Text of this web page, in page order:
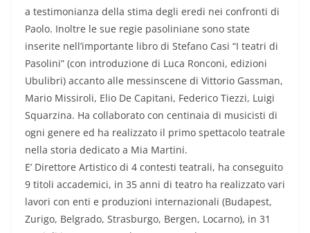
a testimonianza della stima degli eredi nei confronti di
Paolo. Inoltre le sue regie pasoliniane sono state
inserite nell’importante libro di Stefano Casi “I teatri di
Pasolini” (con introduzione di Luca Ronconi, edizioni
Ubulibri) accanto alle messinscene di Vittorio Gassman,
Mario Missiroli, Elio De Capitani, Federico Tiezzi, Luigi
Squarzina. Ha collaborato con centinaia di musicisti di
ogni genere ed ha realizzato il primo spettacolo teatrale
nella storia dedicato a Mia Martini.
E’ Direttore Artistico di 4 contesti teatrali, ha conseguito
9 titoli accademici, in 35 anni di teatro ha realizzato vari
lavori con enti e produzioni internazionali (Budapest,
Zurigo, Belgrado, Strasburgo, Bergen, Locarno), in 31